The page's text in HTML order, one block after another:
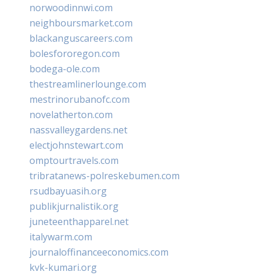
norwoodinnwi.com
neighboursmarket.com
blackanguscareers.com
bolesfororegon.com
bodega-ole.com
thestreamlinerlounge.com
mestrinorubanofc.com
novelatherton.com
nassvalleygardens.net
electjohnstewart.com
omptourtravels.com
tribratanews-polreskebumen.com
rsudbayuasih.org
publikjurnalistik.org
juneteenthapparel.net
italywarm.com
journaloffinanceeconomics.com
kvk-kumari.org